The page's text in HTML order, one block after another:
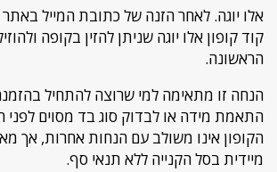
אלו יוגה. לאחר הזנה של כתובת המייל
קוד קופון אלו יוגה שניתן להזין בקופה
הראשונה.
הנחה זו מתאימה למי שרוצה להתחיל
התאמת מידה או לבדוק סוג בד מסוים לפני
הקופון אינו משולב עם הנחות אחרות, אך
מיידית בסל הקנייה ללא תנאי סף.